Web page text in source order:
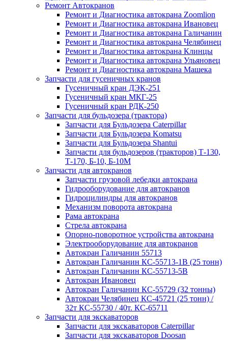
Ремонт Автокранов
Ремонт и Диагностика автокрана Zoomlion
Ремонт и Диагностика автокрана Ивановец
Ремонт и Диагностика автокрана Галичанин
Ремонт и Диагностика автокрана Челябинец
Ремонт и Диагностика автокрана Клинцы
Ремонт и Диагностика автокрана Ульяновец
Ремонт и Диагностика автокрана Машека
Запчасти для гусеничных кранов
Гусеничный кран ДЭК-251
Гусеничный кран МКГ-25
Гусеничный кран РДК-250
Запчасти для бульдозера (трактора)
Запчасти для Бульдозера Caterpillar
Запчасти для Бульдозера Komatsu
Запчасти для Бульдозера Shantui
Запчасти для бульдозеров (тракторов) Т-130,
Т-170, Б-10, Б-10М
Запчасти для автокранов
Запчасти грузовой лебедки автокрана
Гидрооборудование для автокранов
Гидроцилиндры для автокранов
Механизм поворота автокрана
Рама автокрана
Стрела автокрана
Опорно-поворотное устройства автокрана
Электрооборудование для автокранов
Автокран Галичанин 55713
Автокран Галичанин КС-55713-1В (25 тонн)
Автокран Галичанин КС-55713-5В
Автокран Ивановец
Автокран Галичанин КС-55729 (32 тонны)
Автокран Челябинец КС-45721 (25 тонн) /
32т КС-55730 / 40т. КС-65711
Запчасти для экскаваторов
Запчасти для экскаваторов Caterpillar
Запчасти для экскаваторов Doosan